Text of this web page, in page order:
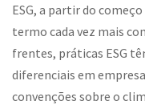
ESG, a partir do
termo cada vez mais
frentes, práticas ESG
diferenciais em
convenções sobre o